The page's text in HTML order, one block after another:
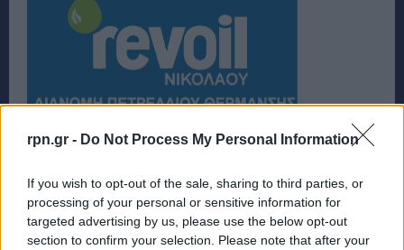
rpn.gr - Do Not Process My Personal Information
If you wish to opt-out of the sale, sharing to third parties, or
processing of your personal or sensitive information for
targeted advertising by us, please use the below opt-out
section to confirm your selection. Please note that after your